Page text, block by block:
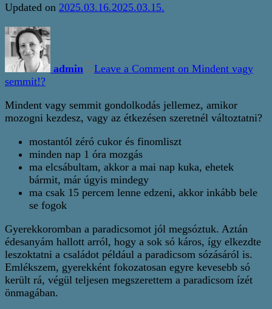
Updated on 2025.03.16.2025.03.15.
admin Leave a Commenton Mindent vagy
semmit!?
Mindent vagy semmit gondolkodás jellemez, amikor
mozogni kezdesz, vagy az étkezésen szeretnél változtatni?
mostantól zéró cukor és finomliszt
minden nap 1 óra mozgás
ma elcsábultam, akkor a mai nap kuka, ehetek
bármit, már úgyis mindegy
ma csak 15 percem lenne edzeni, akkor inkább bele
se fogok
Gyerekkoromban a paradicsomot jól megsóztuk. Aztán
édesanyám hallott arról, hogy a sok só káros, így elkezdte
leszoktatni a családot például a paradicsom sózásáról is.
Emlékszem, gyerekként fokozatosan egyre kevesebb só
került rá, végül teljesen megszerettem a paradicsom ízét
önmagában.